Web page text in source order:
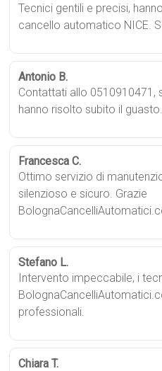
Tecnici gentili e precisi,
cancello automatico NICE.
Antonio B.
Contattati allo 0510910471,
hanno risolto subito il
Francesca C.
Ottimo servizio di
silenzioso e sicuro. Grazie
Stefano L.
Intervento impeccabile, i
professionali.
Chiara T.